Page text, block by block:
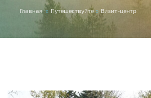
Вы здесь
Главная » Путешествуйте » Визит-центр